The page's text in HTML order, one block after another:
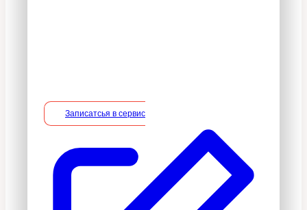
Записатсья в сервис